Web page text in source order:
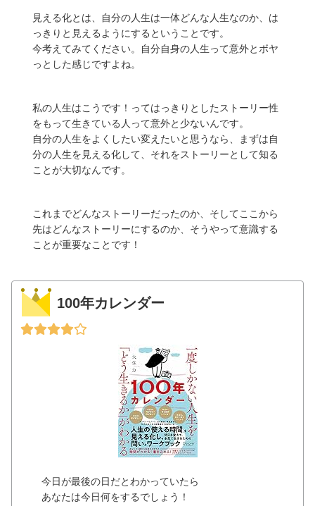
見える化とは、自分の人生は一体どんな人生なのか、は
っきりと見えるようにするということです。
今考えてみてください。自分自身の人生って意外とボヤ
っとした感じですよね。
私の人生はこうです！ってはっきりとしたストーリー性
をもって生きている人って意外と少ないんです。
自分の人生をよくしたい変えたいと思うなら、まずは自
分の人生を見える化して、それをストーリーとして知る
ことが大切なんです。
これまでどんなストーリーだったのか、そしてここから
先はどんなストーリーにするのか、そうやって意識する
ことが重要なことです！
100年カレンダー
今日が最後の日だとわかっていたら
あなたは今日何をするでしょう！